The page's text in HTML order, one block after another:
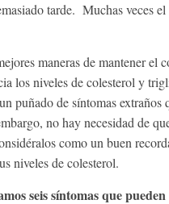
tarde. Muchas veces
maneras de mantener el
los niveles de colesterol y
puñado de síntomas
no hay necesidad de
como un buen
niveles de colesterol.
seis síntomas que